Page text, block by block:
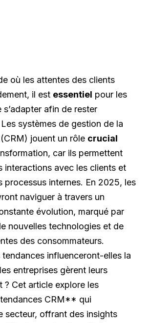
où les attentes des clients
il est essentiel pour les
s’adapter afin de rester
systèmes de gestion de la
jouent un rôle crucial
car ils permettent
interactions avec les clients et
processus internes. En 2025, les
naviguer à travers un
évolution, marqué par
nouvelles technologies et de
des consommateurs.
tendances influenceront-elles la
entreprises gèrent leurs
? Cet article explore les
CRM** qui
secteur, offrant des insights